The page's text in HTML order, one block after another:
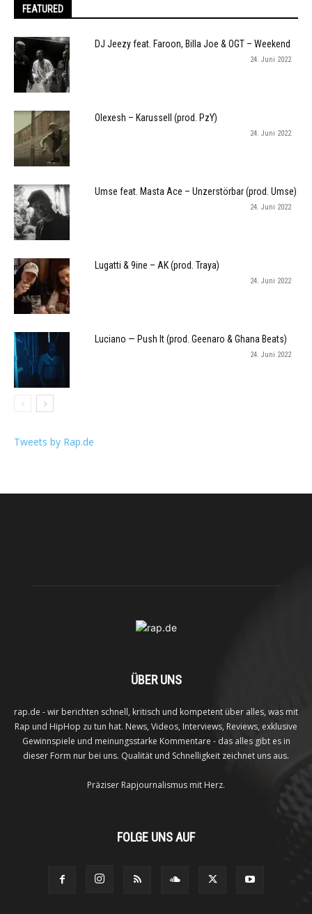
FEATURED
DJ Jeezy feat. Faroon, Billa Joe & OGT – Weekend
24. Juni 2022
Olexesh – Karussell (prod. PzY)
24. Juni 2022
Umse feat. Masta Ace – Unzerstörbar (prod. Umse)
24. Juni 2022
Lugatti & 9ine – AK (prod. Traya)
24. Juni 2022
Luciano — Push It (prod. Geenaro & Ghana Beats)
24. Juni 2022
Tweets by Rap.de
ÜBER UNS
rap.de - wir berichten schnell, kritisch und kompetent über alles, was mit
Rap und HipHop zu tun hat. News, Videos, Interviews, Reviews, exklusive
Gewinnspiele und meinungsstarke Kommentare - das alles gibt es in
dieser Form nur bei uns. Qualität und Schnelligkeit zeichnet uns aus.
Präziser Rapjournalismus mit Herz.
FOLGE UNS AUF